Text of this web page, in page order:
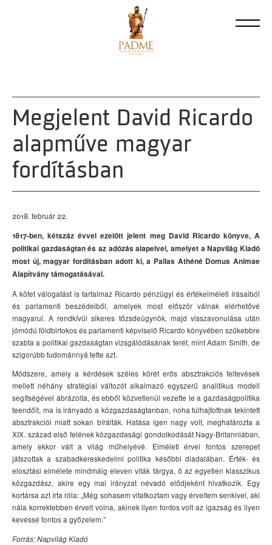
Megjelent David Ricardo
alapműve magyar
fordításban
2018. február 22.
1817-ben, kétszáz évvel ezelőtt jelent meg David Ricardo könyve, A
politikai gazdaságtan és az adózás alapelvei, amelyet a Napvilág Kiadó
most új, magyar fordításban adott ki, a Pallas Athéné Domus Animae
Alapítvány támogatásával.
A kötet válogatást is tartalmaz Ricardo pénzügyi és értékelméleti írásaiból
és parlamenti beszédeiből, amelyek most először válnak elérhetővé
magyarul. A rendkívül sikeres tőzsdeügynök, majd visszavonulása után
jómódú földbirtokos és parlamenti képviselő Ricardo könyvében szűkebbre
szabta a politikai gazdaságtan vizsgálódásának terét, mint Adam Smith, de
szigorúbb tudománnyá tette azt.
Módszere, amely a kérdések széles körét erős absztrakciós feltevések
mellett néhány stratégiai változót alkalmazó egyszerű analitikus modell
segítségével ábrázolta, és ebből közvetlenül vezette le a gazdaságpolitika
teendőit, ma is irányadó a közgazdaságtanban, noha túlhajtottnak tekintett
absztrakciói miatt sokan bírálták. Hatása igen nagy volt, meghatározta a
XIX. század első felének közgazdasági gondolkodását Nagy-Britanniában,
amely ekkor vált a világ műhelyévé. Elméleti érvei fontos szerepet
játszottak a szabadkereskedelmi politika későbbi diadalában. Érték- és
elosztási elmélete mindmáig eleven viták tárgya, ő az egyetlen klasszikus
közgazdász, akire egy mai irányzat névadó elődjeként hivatkozik. Egy
kortársa azt írta róla: „Még sohasem vitatkoztam vagy érveltem senkivel, aki
nála korrektebben érvelt volna, akinek ilyen fontos volt az igazság és ilyen
kevéssé fontos a győzelem.”
Forrás: Napvilág Kiadó